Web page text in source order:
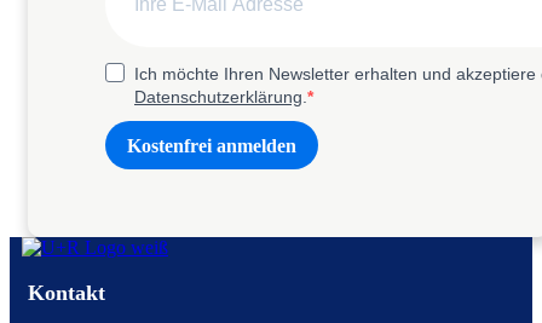
Ich möchte Ihren Newsletter erhalten und akzeptiere
Datenschutzerklärung
Kostenfrei anmelden
Kontakt